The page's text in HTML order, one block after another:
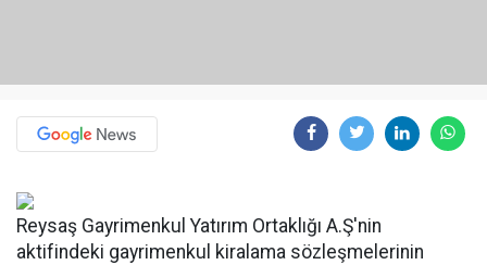
Reysaş Gayrimenkul Yatırım Ortaklığı A.Ş'nin
aktifindeki gayrimenkul kiralama sözleşmelerinin